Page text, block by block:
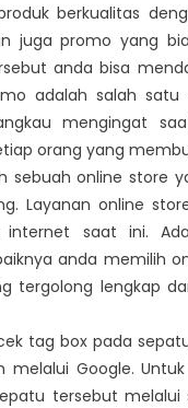
berkualitas
juga promo yang
anda bisa
adalah salah
mengingat
orang yang
online store
Layanan online
internet saat ini.
anda memilih
tergolong lengkap
tag box pada
Google.
tersebut